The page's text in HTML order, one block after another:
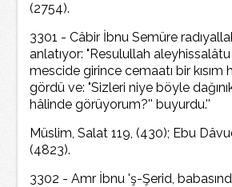
(2754).
3301 - Câbir İbnu Semüre
anlatıyor: "Resulullah
mescide girince cemaatı bir kısım
gördü ve: "Sizleri niye böyle
hâlinde görüyorum?'' buyurdu.''
Müslim, Salat 119, (430); Ebu
(4823).
3302 - Amr İbnu 'ş-Şerid,